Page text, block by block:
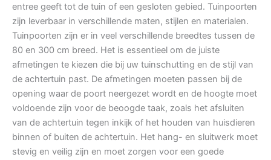
entree geeft tot de tuin of een gesloten gebied. Tuinpoorten
zijn leverbaar in verschillende maten, stijlen en materialen.
Tuinpoorten zijn er in veel verschillende breedtes tussen de
80 en 300 cm breed. Het is essentieel om de juiste
afmetingen te kiezen die bij uw tuinschutting en de stijl van
de achtertuin past. De afmetingen moeten passen bij de
opening waar de poort neergezet wordt en de hoogte moet
voldoende zijn voor de beoogde taak, zoals het afsluiten
van de achtertuin tegen inkijk of het houden van huisdieren
binnen of buiten de achtertuin. Het hang- en sluitwerk moet
stevig en veilig zijn en moet zorgen voor een goede